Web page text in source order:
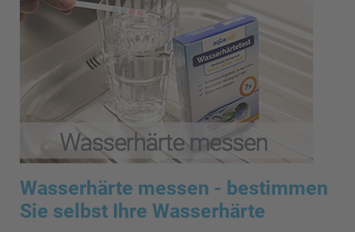
Wasserhärte messen - bestimmen
Sie selbst Ihre Wasserhärte